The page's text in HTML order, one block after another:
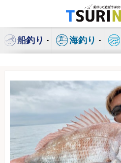
ン
船釣り 海釣り